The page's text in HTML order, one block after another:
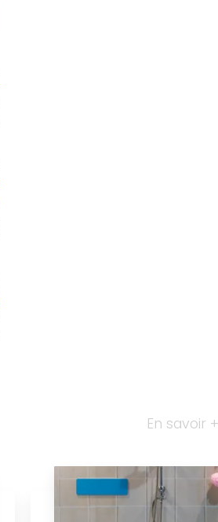
En savoir +